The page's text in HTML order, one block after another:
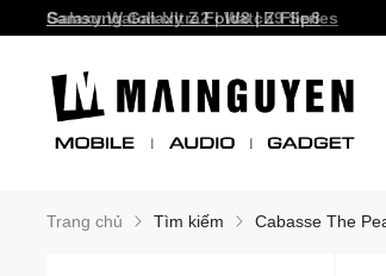
Galaxy Watch Ultra2 | Watch9 Series
Samsung Galaxy Z Fold8 | Z Flip8
Trang chủ Tìm kiếm Cabasse The